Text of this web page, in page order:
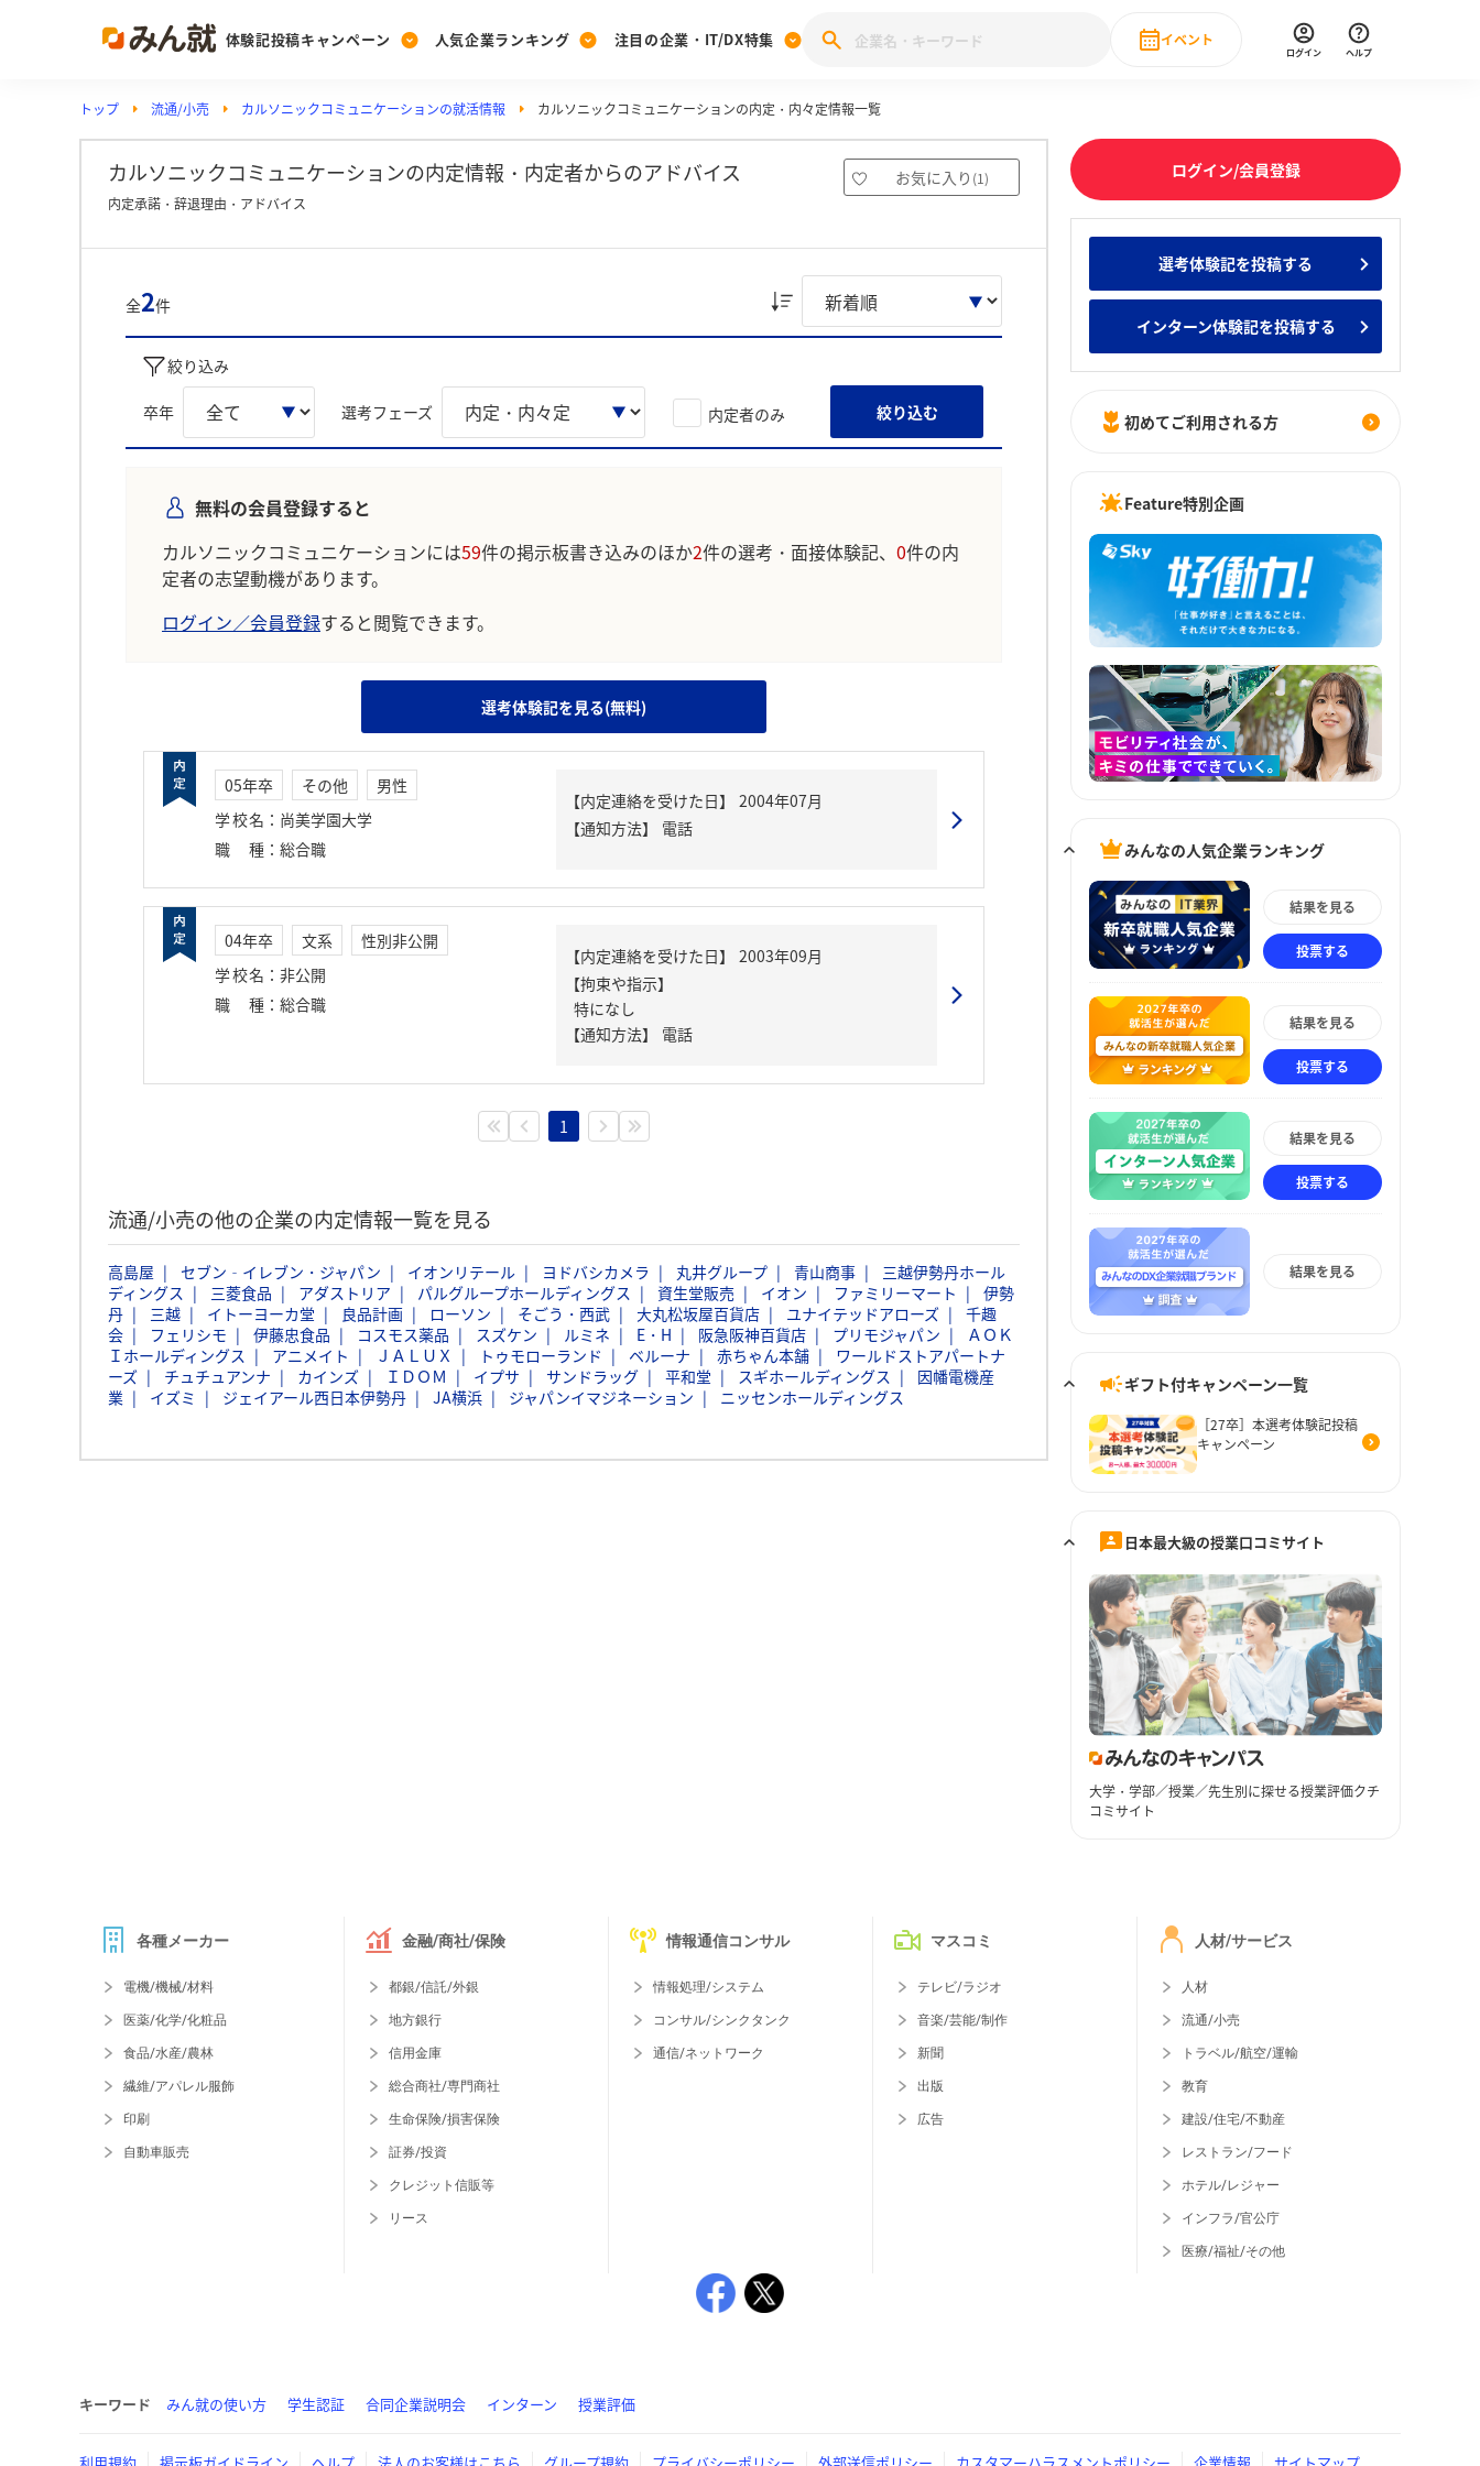
体験記投稿キャンペーン
Post
投稿する
[27卒] 本選考体験記投稿キャンペーン
人気企業ランキング
Ranking
ランキングを見る
みんなのDX企業就職ブランド調査
Vote みんなの新卒就職人気企業ランキング みんなのインターン人気企業ランキ
注目の企業・IT/DX特集
PickUp
注目の企業特集
28卒 IT・DX現場社員インタビュー
イベント
直近のイベント一覧
ログイン ヘルプ
トップ 流通/小売 カルソニックコミュニケーションの就活情報 カルソニックコミュニケーションの内定・内々定情報一覧
カルソニックコミュニケーションの内定情報・内定者からのアドバイス お気に入り (1)
内定承諾・辞退理由・アドバイス
全2件
絞り込み
卒年 選考フェーズ 内定者のみ 絞り込む
無料の会員登録すると
カルソニックコミュニケーションには59件の掲示板書き込みのほか2件の選考・面接体験記、 0件の内
定者の志望動機があります。
ログイン／会員登録すると閲覧できます。
選考体験記を見る(無料)
05年卒 その他
男性
学校名 ： 尚美学園大学
職種 ： 総合職
【内定連絡を受けた日】
2004年07月
【通知方法】
電話
04年卒 文系
性別非公開
学校名 ： 非公開
職種 ： 総合職
【内定連絡を受けた日】
2003年09月
【拘束や指示】
特になし
【通知方法】
電話
1
流通/小売の他の企業の内定情報一覧を見る
高島屋 セブン‐イレブン・ジャパン イオンリテール ヨドバシカメラ 丸井グループ 青山商事
三越伊勢丹ホール
ディングス
三菱食品 アダストリア パルグループホールディングス 資生堂販売 イオン ファミリーマート
伊勢
丹
三越 イトーヨーカ堂 良品計画 ローソン そごう・西武 大丸松坂屋百貨店 ユナイテッドアローズ
千趣
会
フェリシモ 伊藤忠食品 コスモス薬品 スズケン ルミネ E・H 阪急阪神百貨店 プリモジャパン
ＡＯＫ
Ｉホールディングス
アニメイト ＪＡＬＵＸ トゥモローランド ベルーナ 赤ちゃん本舗
ワールドストアパートナ
ーズ
チュチュアンナ カインズ ＩＤＯＭ イプサ サンドラッグ 平和堂 スギホールディングス
因幡電機産
業
イズミ ジェイアール西日本伊勢丹 JA横浜 ジャパンイマジネーション ニッセンホールディングス
ログイン/会員登録
選考体験記を投稿する
インターン体験記を投稿する
初めてご利用される方
Feature特別企画
みんなの人気企業ランキング
結果を見る
投票する
結果を見る
投票する
結果を見る
投票する
結果を見る
ギフト付キャンペーン一覧
［27卒］本選考体験記投稿
キャンペーン
日本最大級の授業口コミサイト
大学・学部／授業／先生別に探せる授業評価クチ
コミサイト
各種メーカー
電機/機械/材料
医薬/化学/化粧品
食品/水産/農林
繊維/アパレル服飾
印刷
自動車販売
金融/商社/保険
都銀/信託/外銀
地方銀行
信用金庫
総合商社/専門商社
生命保険/損害保険
証券/投資
クレジット信販等
リース
情報通信コンサル
情報処理/システム
コンサル/シンクタンク
通信/ネットワーク
マスコミ
テレビ/ラジオ
音楽/芸能/制作
新聞
出版
広告
人材/サービス
人材
流通/小売
トラベル/航空/運輸
教育
建設/住宅/不動産
レストラン/フード
ホテル/レジャー
インフラ/官公庁
医療/福祉/その他
キーワード みん就の使い方 学生認証 合同企業説明会 インターン 授業評価